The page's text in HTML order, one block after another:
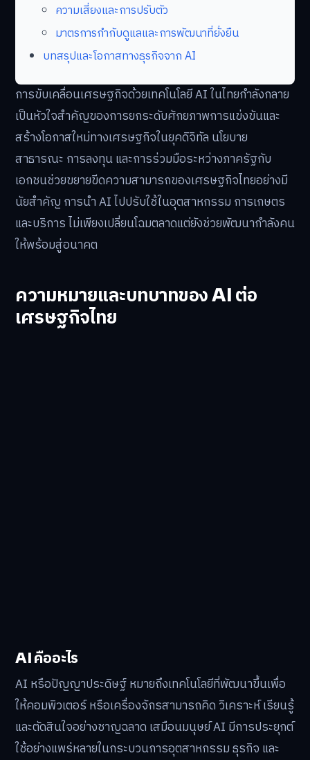
ความเสี่ยงและการปรับตัว
มาตรการกำกับดูแลและการพัฒนาที่ยั่งยืน
บทสรุปและโอกาสทางธุรกิจจาก AI
การขับเคลื่อนเศรษฐกิจด้วยเทคโนโลยี AI ในไทยกำลังกลาย
เป็นหัวใจสำคัญของการยกระดับศักยภาพการแข่งขันและ
สร้างโอกาสใหม่ทางเศรษฐกิจในยุคดิจิทัล นโยบาย
สาธารณะ การลงทุน และการร่วมมือระหว่างภาครัฐกับ
เอกชนช่วยขยายขีดความสามารถของเศรษฐกิจไทยอย่างมี
นัยสำคัญ การนำ AI ไปปรับใช้ในอุตสาหกรรม การเกษตร
และบริการ ไม่เพียงเปลี่ยนโฉมตลาดแต่ยังช่วยพัฒนากำลังคน
ให้พร้อมสู่อนาคต
ความหมายและบทบาทของ AI ต่อ
เศรษฐกิจไทย
AI คืออะไร
AI หรือปัญญาประดิษฐ์ หมายถึงเทคโนโลยีที่พัฒนาขึ้นเพื่อ
ให้คอมพิวเตอร์ หรือเครื่องจักรสามารถคิด วิเคราะห์ เรียนรู้
และตัดสินใจอย่างชาญฉลาด เสมือนมนุษย์ AI มีการประยุกต์
ใช้อย่างแพร่หลายในกระบวนการอุตสาหกรรม ธุรกิจ และ